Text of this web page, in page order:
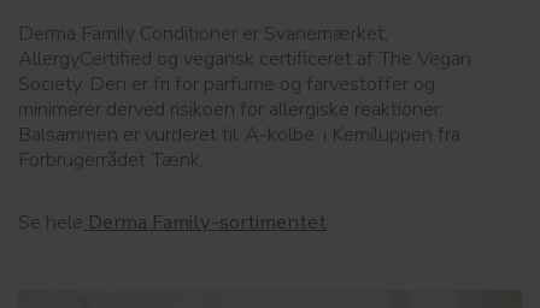
Derma Family Conditioner er Svanemærket,
AllergyCertified og vegansk certificeret af The Vegan
Society. Den er fri for parfume og farvestoffer og
minimerer derved risikoen for allergiske reaktioner.
Balsammen er vurderet til ’A-kolbe’ i Kemiluppen fra
Forbrugerrådet Tænk.
Se hele Derma Family-sortimentet.